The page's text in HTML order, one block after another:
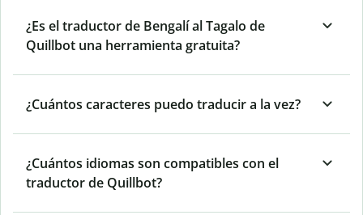
¿Es el traductor de Bengalí al Tagalo de
Quillbot una herramienta gratuita?
¿Cuántos caracteres puedo traducir a la vez?
¿Cuántos idiomas son compatibles con el
traductor de Quillbot?